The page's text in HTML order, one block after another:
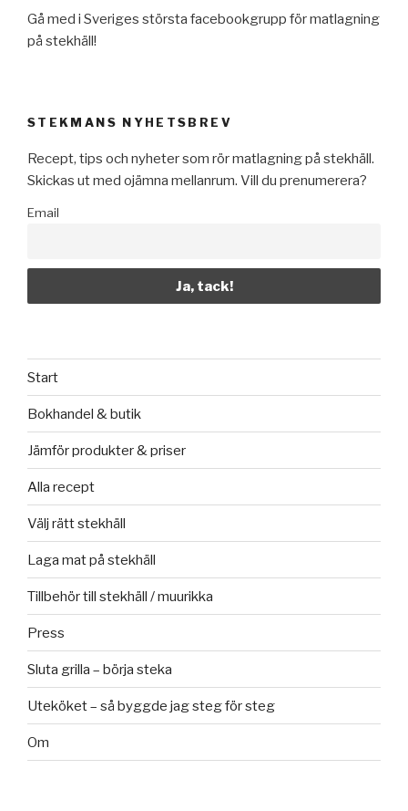
Gå med i Sveriges största facebookgrupp för matlagning
på stekhäll!
STEKMANS NYHETSBREV
Recept, tips och nyheter som rör matlagning på stekhäll.
Skickas ut med ojämna mellanrum. Vill du prenumerera?
Email
Start
Bokhandel & butik
Jämför produkter & priser
Alla recept
Välj rätt stekhäll
Laga mat på stekhäll
Tillbehör till stekhäll / muurikka
Press
Sluta grilla – börja steka
Uteköket – så byggde jag steg för steg
Om